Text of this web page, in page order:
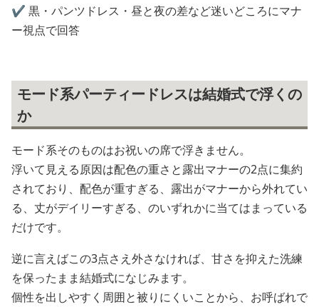
✔️ 黒・パンツドレス・昼と夜の差など迷いどころにマナ
ー視点で回答
モード系パーティードレスは結婚式で浮くの
か
モード系そのものはお祝いの席で浮きません。
浮いて見える原因は配色の重さと露出マナーの2点に集約
されており、配色が重すぎる、露出がマナーから外れてい
る、丈がデイリーすぎる、のいずれかに当てはまっている
だけです。
逆に言えばこの3点さえ外さなければ、甘さを抑えた洗練
を保ったまま結婚式になじみます。
個性を出しやすく周囲と被りにくいことから、お呼ばれで